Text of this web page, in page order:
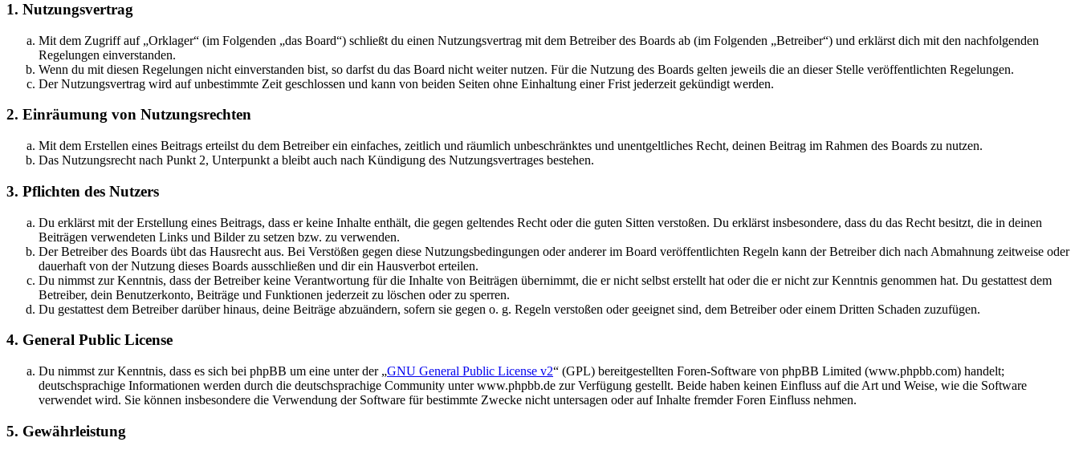
1. Nutzungsvertrag
Mit dem Zugriff auf „Orklager“ (im Folgenden „das Board“) schließt du einen Nutzungsvertrag mit dem Betreiber des Boards ab (im Folgenden „Betreiber“) und erklärst dich mit den nachfolgenden
Regelungen einverstanden.
Wenn du mit diesen Regelungen nicht einverstanden bist, so darfst du das Board nicht weiter nutzen. Für die Nutzung des Boards gelten jeweils die an dieser Stelle veröffentlichten Regelungen.
Der Nutzungsvertrag wird auf unbestimmte Zeit geschlossen und kann von beiden Seiten ohne Einhaltung einer Frist jederzeit gekündigt werden.
2. Einräumung von Nutzungsrechten
Mit dem Erstellen eines Beitrags erteilst du dem Betreiber ein einfaches, zeitlich und räumlich unbeschränktes und unentgeltliches Recht, deinen Beitrag im Rahmen des Boards zu nutzen.
Das Nutzungsrecht nach Punkt 2, Unterpunkt a bleibt auch nach Kündigung des Nutzungsvertrages bestehen.
3. Pflichten des Nutzers
Du erklärst mit der Erstellung eines Beitrags, dass er keine Inhalte enthält, die gegen geltendes Recht oder die guten Sitten verstoßen. Du erklärst insbesondere, dass du das Recht besitzt, die in deinen
Beiträgen verwendeten Links und Bilder zu setzen bzw. zu verwenden.
Der Betreiber des Boards übt das Hausrecht aus. Bei Verstößen gegen diese Nutzungsbedingungen oder anderer im Board veröffentlichten Regeln kann der Betreiber dich nach Abmahnung zeitweise oder
dauerhaft von der Nutzung dieses Boards ausschließen und dir ein Hausverbot erteilen.
Du nimmst zur Kenntnis, dass der Betreiber keine Verantwortung für die Inhalte von Beiträgen übernimmt, die er nicht selbst erstellt hat oder die er nicht zur Kenntnis genommen hat. Du gestattest dem
Betreiber, dein Benutzerkonto, Beiträge und Funktionen jederzeit zu löschen oder zu sperren.
Du gestattest dem Betreiber darüber hinaus, deine Beiträge abzuändern, sofern sie gegen o. g. Regeln verstoßen oder geeignet sind, dem Betreiber oder einem Dritten Schaden zuzufügen.
4. General Public License
Du nimmst zur Kenntnis, dass es sich bei phpBB um eine unter der „GNU General Public License v2“ (GPL) bereitgestellten Foren-Software von phpBB Limited (www.phpbb.com) handelt;
deutschsprachige Informationen werden durch die deutschsprachige Community unter www.phpbb.de zur Verfügung gestellt. Beide haben keinen Einfluss auf die Art und Weise, wie die Software
verwendet wird. Sie können insbesondere die Verwendung der Software für bestimmte Zwecke nicht untersagen oder auf Inhalte fremder Foren Einfluss nehmen.
5. Gewährleistung